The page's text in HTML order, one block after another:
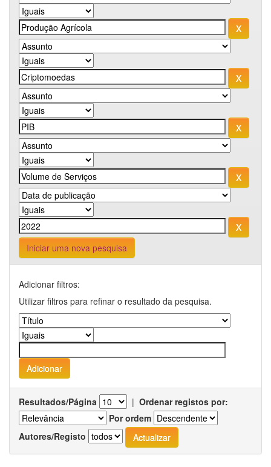
Iniciar uma nova pesquisa
Adicionar filtros:
Utilizar filtros para refinar o resultado da pesquisa.
Resultados/Página | Ordenar registos por:
Por ordem
Autores/Registo